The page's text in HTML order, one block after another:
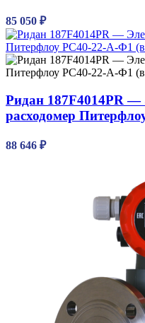
85 050 ₽
Ридан 187F4014PR
расходомер
88 646 ₽